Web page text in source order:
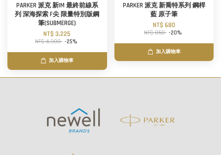
PARKER 派克 新IM 最終前線系
列 深海探索 F尖 限量特別版鋼
筆(SUBMERGE)
NT$ 3,225
NT$ 4,300 -25%
加入購物車
PARKER 派克 新喬特系列 鋼桿
藍 原子筆
NT$ 680
NT$ 850 -20%
加入購物車